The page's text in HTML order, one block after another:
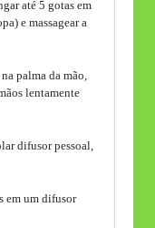
até 5 gotas em
e massagear a
palma da mão,
lentamente
difusor pessoal,
em um difusor